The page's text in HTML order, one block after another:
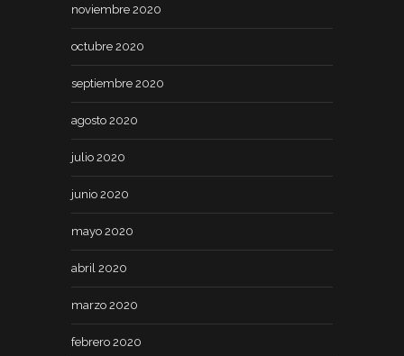
noviembre 2020
octubre 2020
septiembre 2020
agosto 2020
julio 2020
junio 2020
mayo 2020
abril 2020
marzo 2020
febrero 2020